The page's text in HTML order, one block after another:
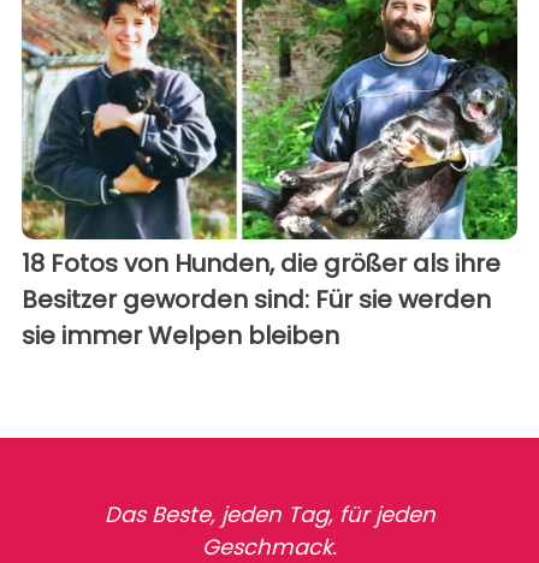
18 Fotos von Hunden, die größer als ihre
Besitzer geworden sind: Für sie werden
sie immer Welpen bleiben
Das Beste, jeden Tag, für jeden
Geschmack.